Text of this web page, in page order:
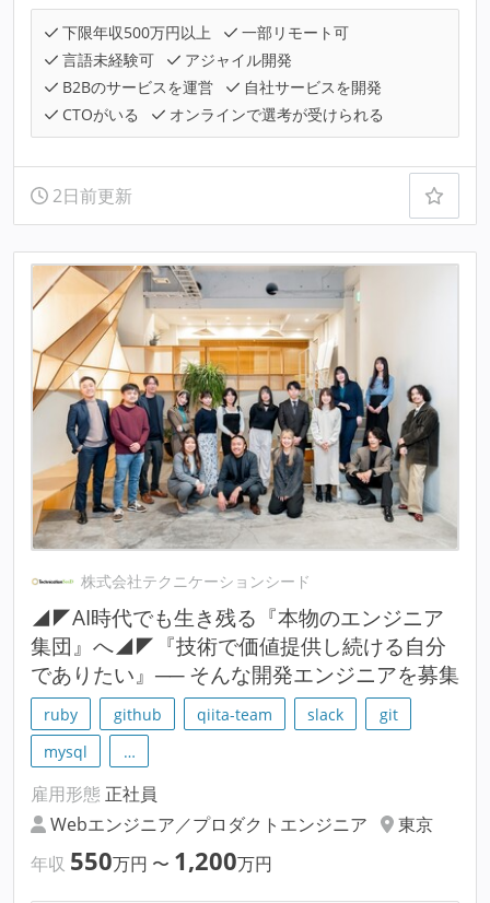
下限年収500万円以上
一部リモート可
言語未経験可
アジャイル開発
B2Bのサービスを運営
自社サービスを開発
CTOがいる
オンラインで選考が受けられる
2日前更新
株式会社テクニケーションシード
◢◤AI時代でも生き残る『本物のエンジニア
集団』へ◢◤『技術で価値提供し続ける自分
でありたい』── そんな開発エンジニアを募集
ruby github qiita-team slack
git
mysql
…
雇用形態 正社員
Webエンジニア／プロダクトエンジニア
東京
年収 550万円 〜 1,200万円